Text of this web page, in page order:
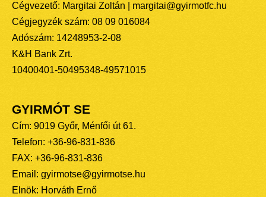
Cégvezető: Margitai Zoltán | margitai@gyirmotfc.hu
Cégjegyzék szám: 08 09 016084
Adószám: 14248953-2-08
K&H Bank Zrt.
10400401-50495348-49571015
GYIRMÓT SE
Cím: 9019 Győr, Ménfői út 61.
Telefon: +36-96-831-836
FAX: +36-96-831-836
Email: gyirmotse@gyirmotse.hu
Elnök: Horváth Ernő